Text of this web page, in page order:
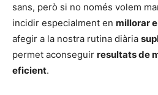
sans, però si no només volem
incidir especialment en millorar
afegir a la nostra rutina diària
permet aconseguir resultats de
eficient.